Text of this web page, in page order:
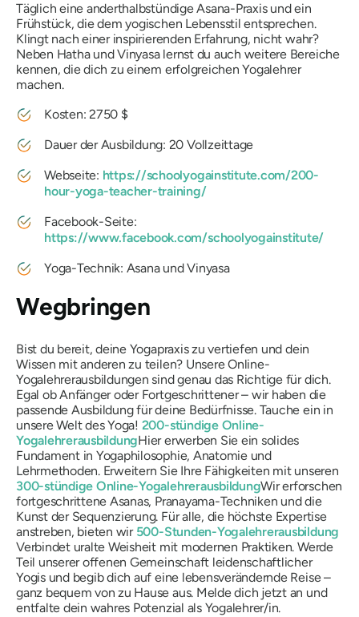
Täglich eine anderthalbstündige Asana-Praxis und ein
Frühstück, die dem yogischen Lebensstil entsprechen.
Klingt nach einer inspirierenden Erfahrung, nicht wahr?
Neben Hatha und Vinyasa lernst du auch weitere Bereiche
kennen, die dich zu einem erfolgreichen Yogalehrer
machen.
Kosten: 2750 $
Dauer der Ausbildung: 20 Vollzeittage
Webseite: https://schoolyogainstitute.com/200-
hour-yoga-teacher-training/
Facebook-Seite:
https://www.facebook.com/schoolyogainstitute/
Yoga-Technik: Asana und Vinyasa
Wegbringen
Bist du bereit, deine Yogapraxis zu vertiefen und dein
Wissen mit anderen zu teilen? Unsere Online-
Yogalehrerausbildungen sind genau das Richtige für dich.
Egal ob Anfänger oder Fortgeschrittener – wir haben die
passende Ausbildung für deine Bedürfnisse. Tauche ein in
unsere Welt des Yoga! 200-stündige Online-
YogalehrerausbildungHier erwerben Sie ein solides
Fundament in Yogaphilosophie, Anatomie und
Lehrmethoden. Erweitern Sie Ihre Fähigkeiten mit unseren
300-stündige Online-YogalehrerausbildungWir erforschen
fortgeschrittene Asanas, Pranayama-Techniken und die
Kunst der Sequenzierung. Für alle, die höchste Expertise
anstreben, bieten wir 500-Stunden-Yogalehrerausbildung
Verbindet uralte Weisheit mit modernen Praktiken. Werde
Teil unserer offenen Gemeinschaft leidenschaftlicher
Yogis und begib dich auf eine lebensverändernde Reise –
ganz bequem von zu Hause aus. Melde dich jetzt an und
entfalte dein wahres Potenzial als Yogalehrer/in.